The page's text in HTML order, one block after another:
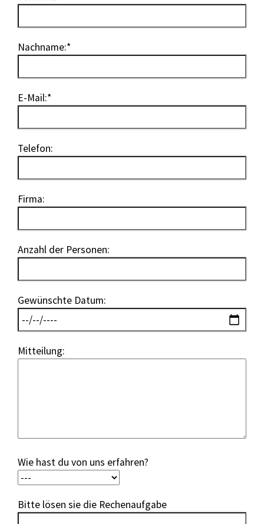
Nachname:*
E-Mail:*
Telefon:
Firma:
Anzahl der Personen:
Gewünschte Datum:
Mitteilung:
Wie hast du von uns erfahren?
Bitte lösen sie die Rechenaufgabe